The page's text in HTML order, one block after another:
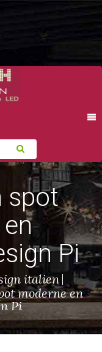
spot
Pi
italien
moderne en
Pi